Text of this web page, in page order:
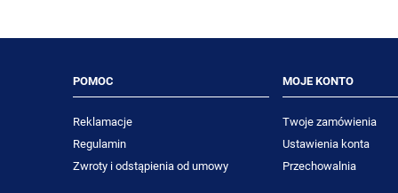
POMOC
Reklamacje
Regulamin
Zwroty i odstąpienia od umowy
MOJE KONTO
Twoje zamówienia
Ustawienia konta
Przechowalnia